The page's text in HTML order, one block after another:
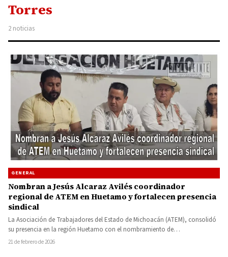
Torres
2 noticias
GENERAL
Nombran a Jesús Alcaraz Avilés coordinador
regional de ATEM en Huetamo y fortalecen presencia
sindical
La Asociación de Trabajadores del Estado de Michoacán (ATEM), consolidó
su presencia en la región Huetamo con el nombramiento de…
21 de febrero de 2026